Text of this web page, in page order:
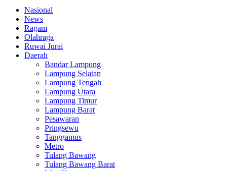
Nasional
News
Ragam
Olahraga
Ruwai Jurai
Daerah
Bandar Lampung
Lampung Selatan
Lampung Tengah
Lampung Utara
Lampung Timur
Lampung Barat
Pesawaran
Pringsewu
Tanggamus
Metro
Tulang Bawang
Tulang Bawang Barat